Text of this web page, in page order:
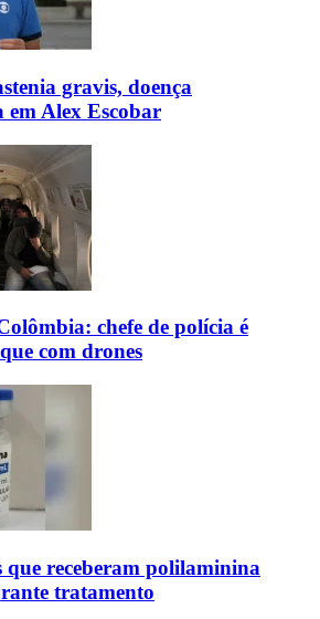
gravis, doença
em Alex Escobar
chefe de polícia é
com drones
que receberam polilaminina
tratamento